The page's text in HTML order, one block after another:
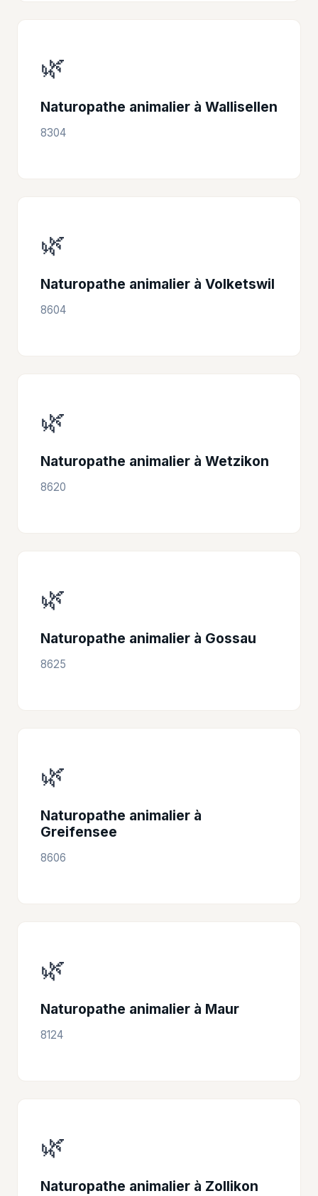
🌿
Naturopathe animalier à Wallisellen
8304
🌿
Naturopathe animalier à Volketswil
8604
🌿
Naturopathe animalier à Wetzikon
8620
🌿
Naturopathe animalier à Gossau
8625
🌿
Naturopathe animalier à
Greifensee
8606
🌿
Naturopathe animalier à Maur
8124
🌿
Naturopathe animalier à Zollikon